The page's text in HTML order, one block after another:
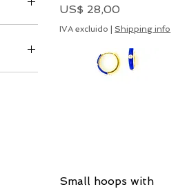
Precio
US$ 28,00
IVA excluido Shipping info
Vista rápida
Small hoops with